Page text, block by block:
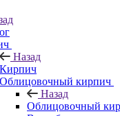
Назад
Кирпич
Облицовочный кирпич
Назад
Облицовочный